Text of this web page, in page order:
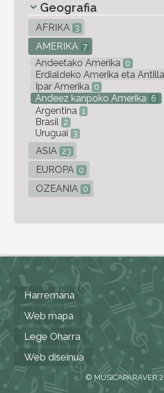
Geografia
AFRIKA 3
AMERIKA 7
Andeetako Amerika 0
Erdialdeko Amerika eta
Ipar Amerika 0
Andeez kanpoko Amerika 6
Argentina 1
Brasil 2
Uruguai 3
ASIA 23
EUROPA 0
OZEANIA 0
Harremana
Web mapa
Lege Oharra
Web diseinua
© MUSICAPARAVER